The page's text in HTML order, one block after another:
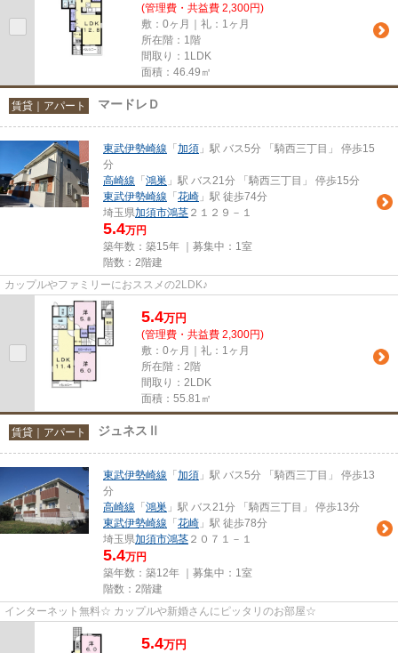
(管理費・共益費 2,300円)
敷：0ヶ月｜礼：1ヶ月
所在階：1階
間取り：1LDK
面積：46.49㎡
賃貸｜アパート マードレＤ
東武伊勢崎線 「 加須 」駅 バス5分 「騎西三丁目」 停歩15
分
高崎線 「 鴻巣 」駅 バス21分 「騎西三丁目」 停歩15分
東武伊勢崎線 「 花崎 」駅 徒歩74分
埼玉県加須市鴻茎 ２１２９－１
5.4万円
築年数：築15年 ｜募集中： 1室
階数：2階建
カップルやファミリーにおススメの2LDK♪
5.4万円
(管理費・共益費 2,300円)
敷：0ヶ月｜礼：1ヶ月
所在階：2階
間取り：2LDK
面積：55.81㎡
賃貸｜アパート ジュネスⅡ
東武伊勢崎線 「 加須 」駅 バス5分 「騎西三丁目」 停歩13
分
高崎線 「 鴻巣 」駅 バス21分 「騎西三丁目」 停歩13分
東武伊勢崎線 「 花崎 」駅 徒歩78分
埼玉県加須市鴻茎 ２０７１－１
5.4万円
築年数：築12年 ｜募集中： 1室
階数：2階建
インターネット無料☆ カップルや新婚さんにピッタリのお部屋☆
5.4万円